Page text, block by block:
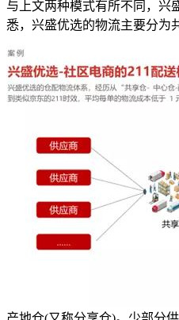
与上文两种模式有所不同，兴
悉，兴盛优选的物流主要分为